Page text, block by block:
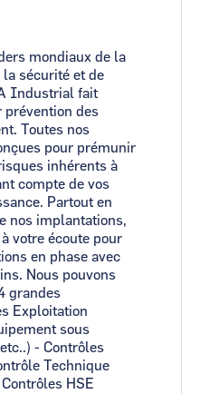
mondiaux de la
la sécurité et de
Industrial fait
des
Toutes nos
pour prémunir
inhérents à
compte de vos
Partout en
nos implantations,
votre écoute pour
en phase avec
Nous pouvons
grandes
Exploitation
sous
- Contrôles
Technique
HSE